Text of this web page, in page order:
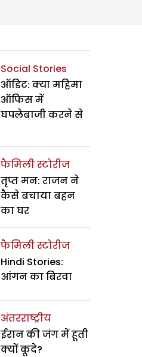
Social Stories
ऑडिट: क्या महिमा
ऑफिस में
घपलेबाजी करने से
फैमिली स्टोरीज
तृप्त मन: राजन ने
कैसे बचाया बहन
का घर
फैमिली स्टोरीज
Hindi Stories:
आंगन का बिरवा
अंतरराष्ट्रीय
ईरान की जंग में हूती
क्यों कूदे?